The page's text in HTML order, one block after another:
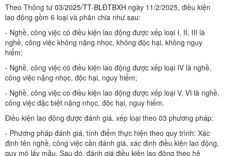
Theo Thông tư 03/2025/TT-BLĐTBXH ngày 11/2/2025, điều kiện
lao động gồm 6 loại và phân chia như sau:
- Nghề, công việc có điều kiện lao động được xếp loại I, II, III là
nghề, công việc không nặng nhọc, không độc hại, không nguy
hiểm;
- Nghề, công việc có điều kiện lao động được xếp loại IV là nghề,
công việc nặng nhọc, độc hại, nguy hiểm;
- Nghề, công việc có điều kiện lao động được xếp loại V, VI là nghề,
công việc đặc biệt nặng nhọc, độc hại, nguy hiểm.
Điều kiện lao động được đánh giá, xếp loại theo 03 phương pháp:
- Phương pháp đánh giá, tính điểm thực hiện theo quy trình: Xác
định tên nghề, công việc cần đánh giá, xác định điều kiện lao động,
quy mô lấy mẫu. Sau đó, đánh giá điều kiện lao động theo hệ